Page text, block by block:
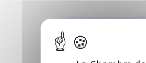
Je participe à l'évènement